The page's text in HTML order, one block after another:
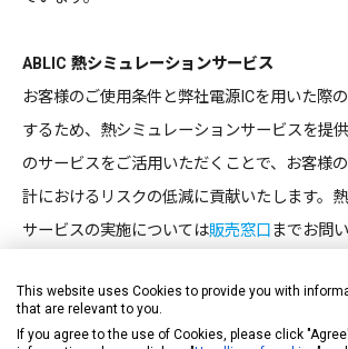
ABLIC 熱シミュレーションサービス
お客様のご使用条件と弊社電源ICを用いた際
するため、熱シミュレーションサービスを提
のサービスをご活用いただくことで、お客様
計におけるリスクの低減に貢献いたします。
サービスの実施については販売窓口 までお問
FIT値のご提供
お客様の機能安全設計をサポートするため、ご
This website uses Cookies to provide you with
that are relevant to you.
If you agree to the use of Cookies, please click